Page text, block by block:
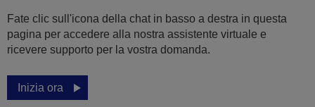
Fate clic sull'icona della chat in basso a destra in questa
pagina per accedere alla nostra assistente virtuale e
ricevere supporto per la vostra domanda.
Inizia ora